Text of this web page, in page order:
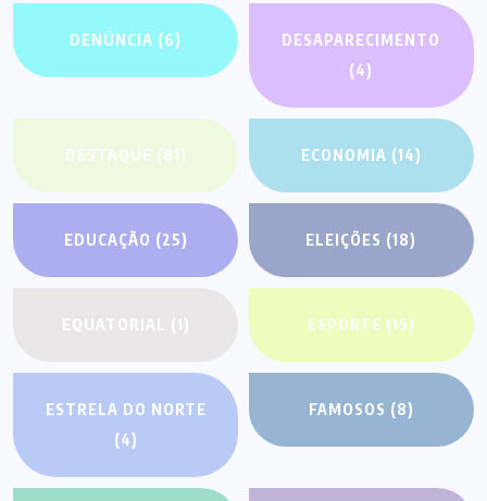
DENÚNCIA (6)
DESAPARECIMENTO
(4)
DESTAQUE (81) ECONOMIA (14)
EDUCAÇÃO (25) ELEIÇÕES (18)
EQUATORIAL (1) ESPORTE (15)
ESTRELA DO NORTE
(4)
FAMOSOS (8)